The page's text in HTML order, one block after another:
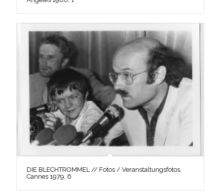
DIE BLECHTROMMEL // Fotos / Veranstaltungsfotos,
Cannes 1979, 6